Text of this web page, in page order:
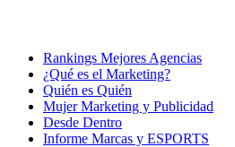
Rankings Mejores Agencias
¿Qué es el Marketing?
Quién es Quién
Mujer Marketing y Publicidad
Desde Dentro
Informe Marcas y ESPORTS